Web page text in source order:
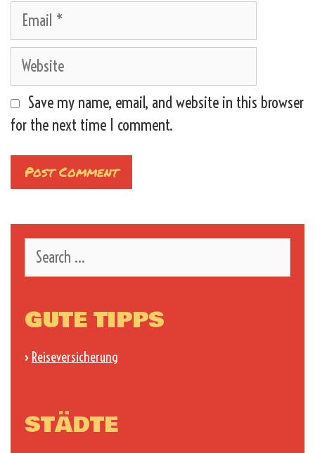
Email
Website
Save my name, email, and website in this browser
for the next time I comment.
for:
GUTE TIPPS
› Reiseversicherung
STÄDTE